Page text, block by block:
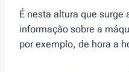
É nesta altura que surge
informação sobre a
por exemplo, de hora a